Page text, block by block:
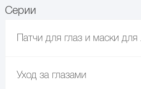
Серии
Патчи для глаз и маски для
Уход за глазами